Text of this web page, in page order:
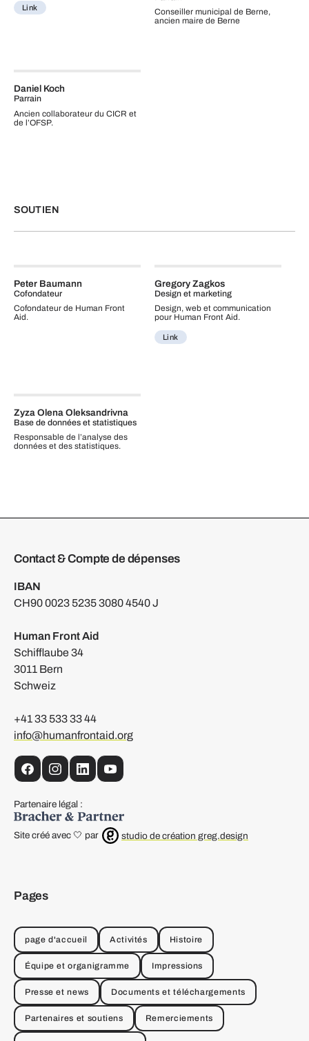
Link
Conseiller municipal de Berne,
ancien maire de Berne
Daniel Koch
Parrain
Ancien collaborateur du CICR et
de l’OFSP.
SOUTIEN
Peter Baumann
Cofondateur
Cofondateur de Human Front
Aid.
Gregory Zagkos
Design et marketing
Design, web et communication
pour Human Front Aid.
Link
Zyza Olena Oleksandrivna
Base de données et statistiques
Responsable de l’analyse des
données et des statistiques.
Contact & Compte de dépenses
IBAN
CH90 0023 5235 3080 4540 J
Human Front Aid
Schifflaube 34
3011 Bern
Schweiz
+41 33 533 33 44
info@humanfrontaid.org
facebookinstagram
linkedinYouTube
Partenaire légal :
Site créé avec 🤍 par studio de création greg.design
Pages
page d'accueil Activités Histoire
Équipe et organigramme Impressions
Presse et news Documents et téléchargements
Partenaires et soutiens Remerciements